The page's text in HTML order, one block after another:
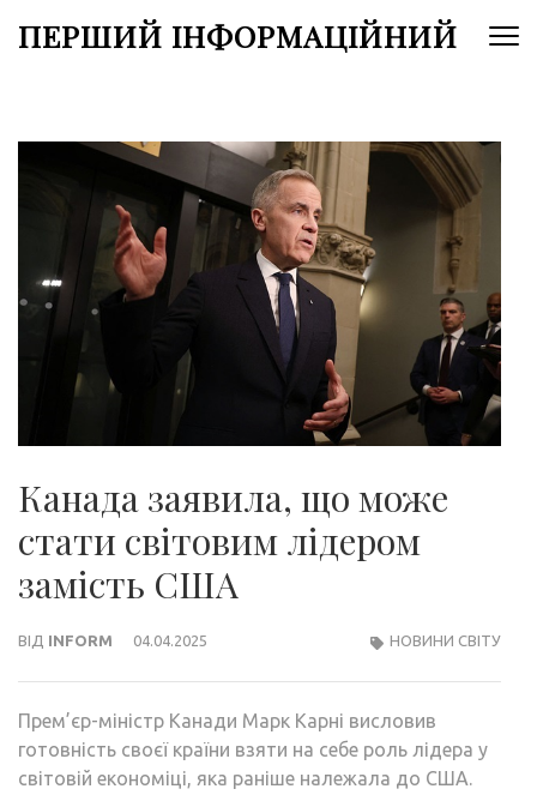
доПЕРШИЙ ІНФОРМАЦІЙНИЙ
Канада заявила, що може
стати світовим лідером
замість США
ВІД INFORM 04.04.2025 НОВИНИ СВІТУ
Прем’єр-міністр Канади Марк Карні висловив
готовність своєї країни взяти на себе роль лідера у
світовій економіці, яка раніше належала до США.